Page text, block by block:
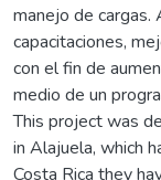
manejo de
capacitaciones,
con el fin de
medio de un
This project was
in Alajuela, which
Costa Rica they